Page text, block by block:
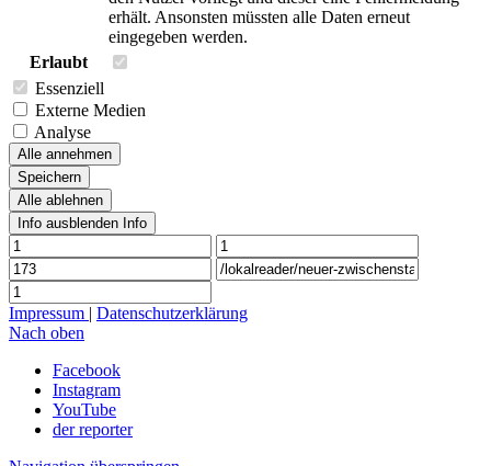
erhält. Ansonsten müssten alle Daten erneut
eingegeben werden.
Erlaubt
Essenziell
Externe Medien
Analyse
Alle annehmen
Speichern
Alle ablehnen
Info ausblenden Info
Impressum | Datenschutzerklärung
Nach oben
Facebook
Instagram
YouTube
der reporter